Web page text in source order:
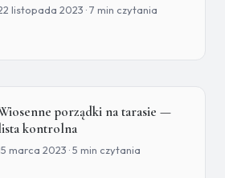
listopada 2023 · 7 min czytania
porządki na tarasie —
kontrolna
marca 2023 · 5 min czytania